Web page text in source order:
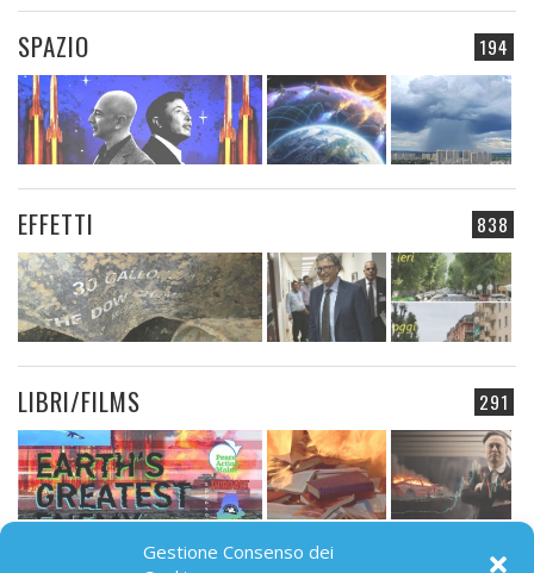
Gestione Consenso dei
194
SPAZIO
838
EFFETTI
291
LIBRI/FILMS